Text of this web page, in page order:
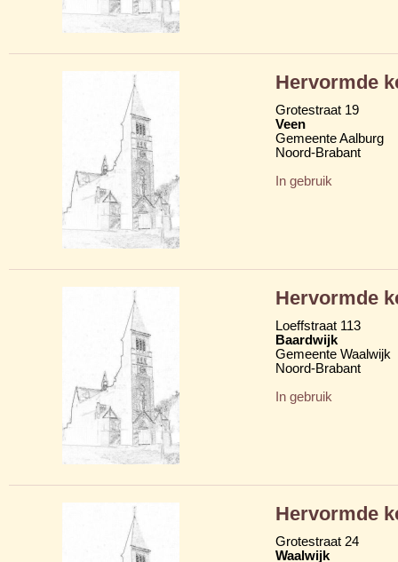
Hervormde
Grotestraat 19
Veen
Gemeente Aalburg
Noord-Brabant
In gebruik
Hervormde
Loeffstraat 113
Baardwijk
Gemeente Waalwijk
Noord-Brabant
In gebruik
Hervormde
Grotestraat 24
Waalwijk